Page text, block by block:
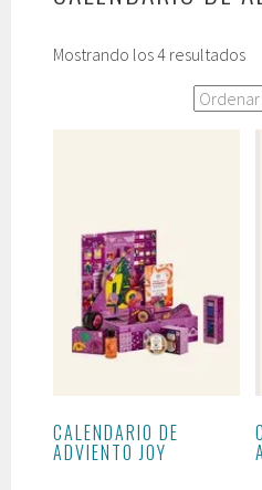
Mostrando los 4 resultados
CALENDARIO DE
ADVIENTO JOY